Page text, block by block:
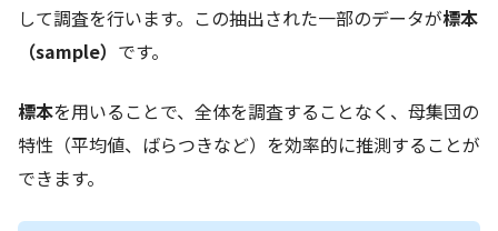
して調査を行います。この抽出された一部のデータが標本
（sample） です。
標本を用いることで、全体を調査することなく、母集団の
特性（平均値、ばらつきなど）を効率的に推測することが
できます。